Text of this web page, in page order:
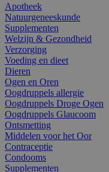
Apotheek
Natuurgeneeskunde
Supplementen
Welzijn & Gezondheid
Verzorging
Voeding en dieet
Dieren
Ogen en Oren
Oogdruppels allergie
Oogdruppels Droge Ogen
Oogdruppels Glaucoom
Ontsmetting
Middelen voor het Oor
Contraceptie
Condooms
Supplementen